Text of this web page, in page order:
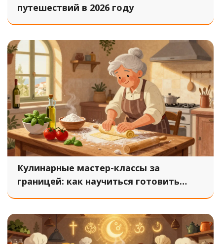
путешествий в 2026 году
Кулинарные мастер-классы за
границей: как научиться готовить